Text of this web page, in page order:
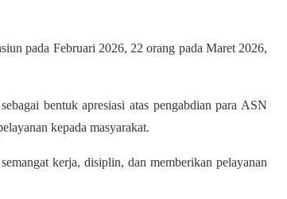
pada Februari 2026, 22 orang pada Maret 2026,
bentuk apresiasi atas pengabdian para ASN
kepada masyarakat.
kerja, disiplin, dan memberikan pelayanan